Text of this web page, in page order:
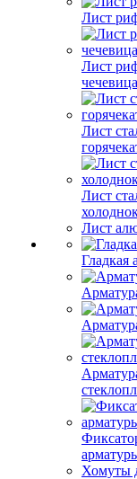
Лист
Лист
чечевица
Лист
Лист
Лист
Гладкая
Хомуты